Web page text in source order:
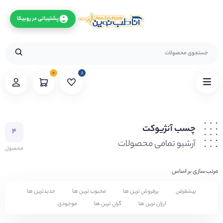
۰ ۸
چسب آنژیوکت
آرشیو تمامی محصولات
۴
محصول
مرتب سازی بر اساس
پیشفرض پرفروش ترین ها محبوب ترین ها
جدیدترین ها
ارزان ترین ها
گران ترین ها موجودی
پشتیبانی در روبیکا